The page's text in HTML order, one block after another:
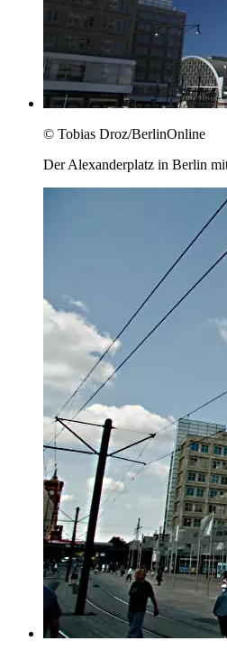
© Tobias Droz/BerlinOnline
Der Alexanderplatz in Berlin